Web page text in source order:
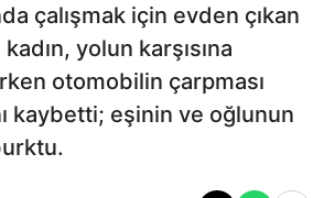
çalışmak için evden çıkan
yolun karşısına
otomobilin çarpması
kaybetti; eşinin ve oğlunun